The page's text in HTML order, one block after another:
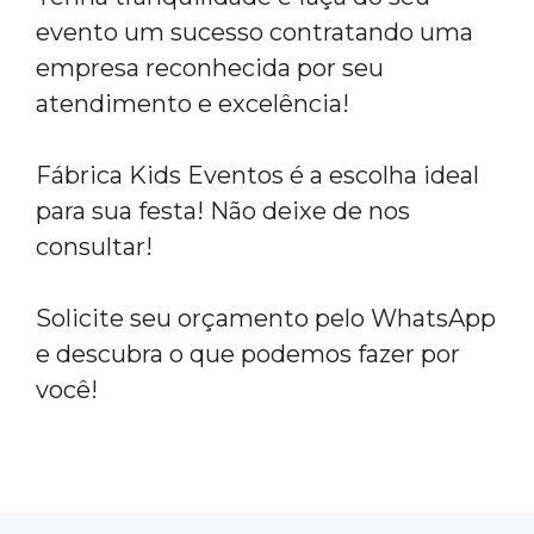
evento um sucesso contratando uma
empresa reconhecida por seu
atendimento e excelência!
Fábrica Kids Eventos é a escolha ideal
para sua festa! Não deixe de nos
consultar!
Solicite seu orçamento pelo WhatsApp
e descubra o que podemos fazer por
você!